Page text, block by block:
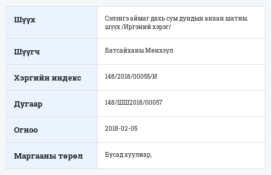
Шүүх
Сэлэнгэ аймаг дахь сум дундын анхан шатны
шүүх /Иргэний хэрэг/
Шүүгч Батсайханы Мөнхзул
Хэргийн индекс 148/2018/00055/И
Дугаар 148/ШШ2018/00057
Огноо 2018-02-05
Маргааны төрөл Бусад хуулиар,